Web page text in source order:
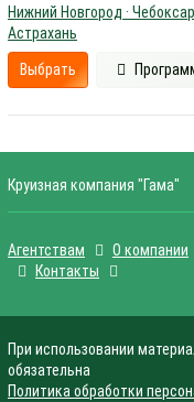
Нижний Новгород ·
Астрахань
Выбрать
Круизная компания "Гама"
Агентствам О компании
Контакты
При использовании
обязательна
Политика обработки